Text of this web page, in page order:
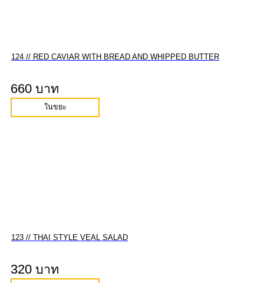
124 // RED CAVIAR WITH BREAD AND WHIPPED BUTTER
660 บาท
ในขยะ
123 // THAI STYLE VEAL SALAD
320 บาท